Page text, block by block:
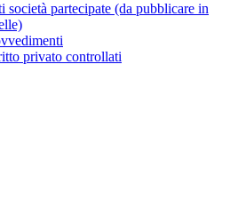
società partecipate (da pubblicare in
privato controllati